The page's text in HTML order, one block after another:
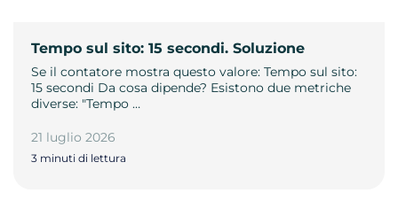
Tempo sul sito: 15 secondi. Soluzione
Se il contatore mostra questo valore: Tempo sul sito:
15 secondi Da cosa dipende? Esistono due metriche
diverse: "Tempo …
21 luglio 2026
3 minuti di lettura